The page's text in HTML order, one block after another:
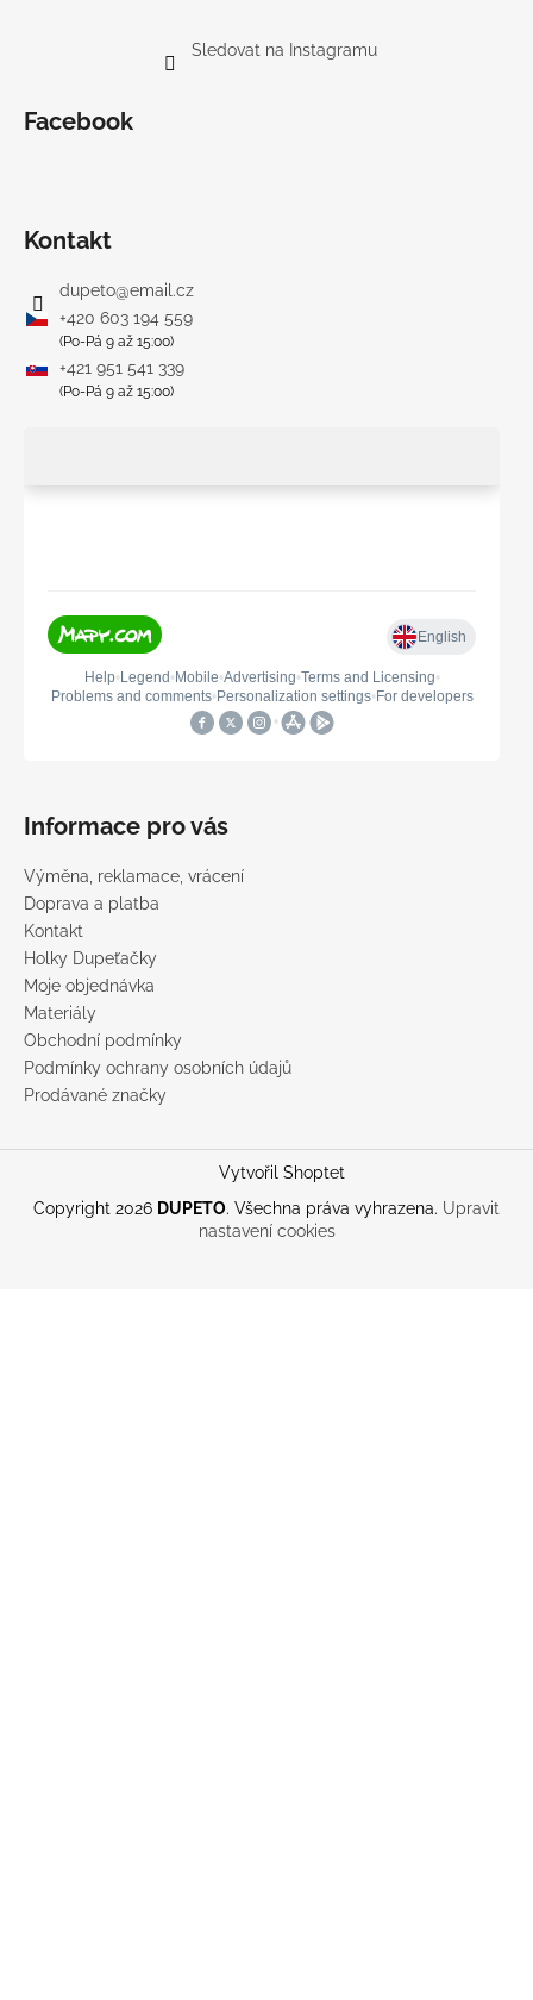
Sledovat na Instagramu
Facebook
Kontakt
dupeto@email.cz
+420 603 194 559
(Po-Pá 9 až 15:00)
+421 951 541 339
(Po-Pá 9 až 15:00)
Informace pro vás
Výměna, reklamace, vrácení
Doprava a platba
Kontakt
Holky Dupeťačky
Moje objednávka
Materiály
Obchodní podmínky
Podmínky ochrany osobních údajů
Prodávané značky
Vytvořil Shoptet
Copyright 2026 DUPETO. Všechna práva vyhrazena. Upravit
nastavení cookies